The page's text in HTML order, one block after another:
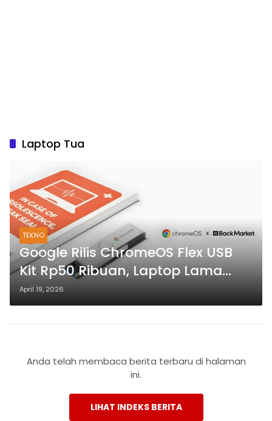
Laptop Tua
TEKNO
Google Rilis ChromeOS Flex USB
Kit Rp50 Ribuan, Laptop Lama
Bisa “Hidup Kembali”
April 19, 2026
Anda telah membaca berita terbaru di halaman
ini.
LIHAT INDEKS BERITA